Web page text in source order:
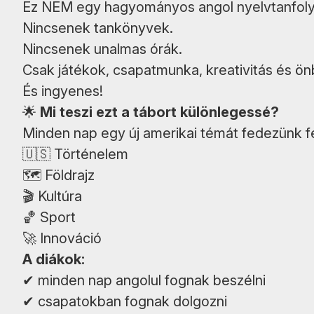
Ez NEM egy hagyományos angol
Nincsenek tankönyvek.
Nincsenek unalmas órák.
Csak játékok, csapatmunka, kreativitás és
És ingyenes!
🌟 Mi teszi ezt a tábort különlegessé?
Minden nap egy új amerikai témát fedezünk
🇺🇸 Történelem
🗺️ Földrajz
🎬 Kultúra
🏀 Sport
🚀 Innováció
A diákok:
✔ minden nap angolul fognak beszélni
✔ csapatokban fognak dolgozni